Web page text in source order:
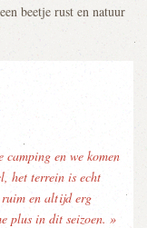
beetje rust en natuur
en we komen
het terrein is echt
en altijd erg
plus in dit seizoen. »